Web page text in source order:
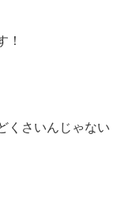
！
くさいんじゃない